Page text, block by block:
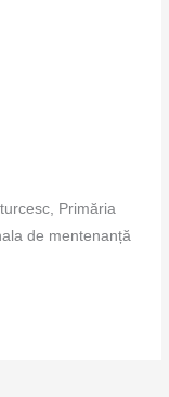
Primăria
de mentenanță